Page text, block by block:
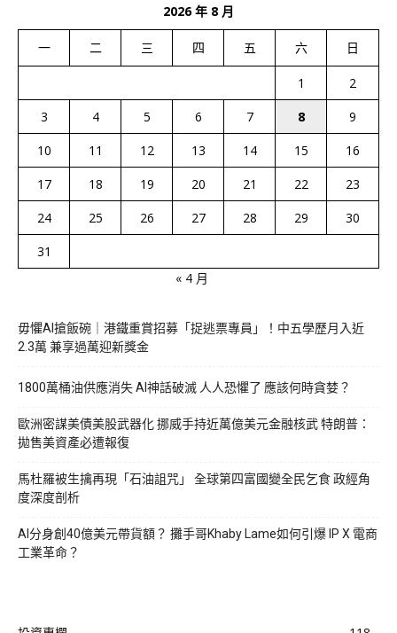
2026 年 8 月
一 二 三 四 五 六 日
1
2
3
4 5 6 7 8
9
10
11 12 13 14 15
16
17
18 19 20 21 22
23
24
25 26 27 28 29
30
31
« 4 月
毋懼AI搶飯碗｜港鐵重賞招募「捉逃票專員」！中五學歷月入近
2.3萬 兼享過萬迎新獎金
1800萬桶油供應消失 AI神話破滅 人人恐懼了 應該何時貪婪？
歐洲密謀美債美股武器化 挪威手持近萬億美元金融核武 特朗普：
拋售美資產必遭報復
馬杜羅被生擒再現「石油詛咒」 全球第四富國變全民乞食 政經角
度深度剖析
AI分身創40億美元帶貨額？ 攤手哥Khaby Lame如何引爆 IP X 電商
工業革命？